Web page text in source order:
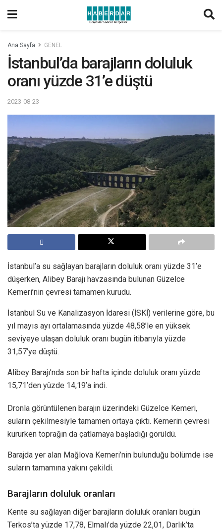
Ana Sayfa GENEL
İstanbul’da barajların doluluk
oranı yüzde 31’e düştü
2023-08-23
İstanbul’a su sağlayan barajların doluluk oranı yüzde 31’e
düşerken, Alibey Barajı havzasında bulunan Güzelce
Kemeri’nin çevresi tamamen kurudu.
İstanbul Su ve Kanalizasyon İdaresi (İSKİ) verilerine göre, bu
yıl mayıs ayı ortalamasında yüzde 48,58’le en yüksek
seviyeye ulaşan doluluk oranı bugün itibarıyla yüzde
31,57’ye düştü.
Alibey Barajı’nda son bir hafta içinde doluluk oranı yüzde
15,71’den yüzde 14,19’a indi.
Dronla görüntülenen barajın üzerindeki Güzelce Kemeri,
suların çekilmesiyle tamamen ortaya çıktı. Kemerin çevresi
kururken toprağın da çatlamaya başladığı görüldü.
Barajda yer alan Mağlova Kemeri’nin bulunduğu bölümde ise
suların tamamına yakını çekildi.
Barajların doluluk oranları
Kente su sağlayan diğer barajların doluluk oranları bugün
Terkos’ta yüzde 17,78, Elmalı’da yüzde 22,01, Darlık’ta